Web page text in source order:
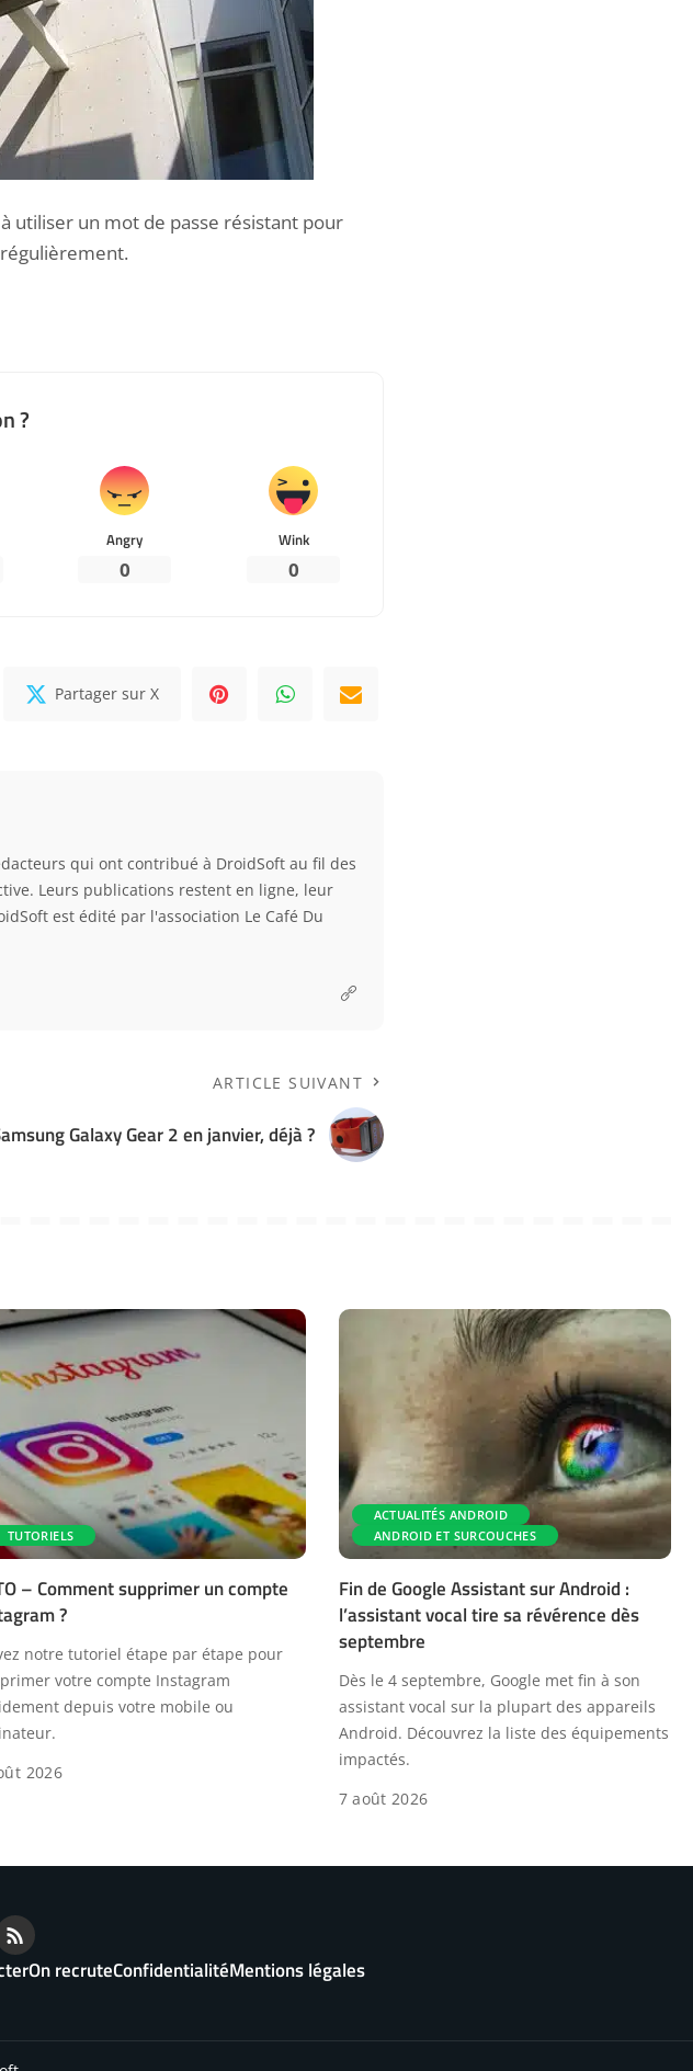
utiliser un mot de passe résistant pour
?
Angry
0
Wink
0
Partager sur X
qui ont contribué à DroidSoft au fil des
Leurs publications restent en ligne, leur
est édité par l'association Le Café Du
ARTICLE SUIVANT
Galaxy Gear 2 en janvier, déjà ?
TUTORIELS
– Comment supprimer un compte
?
notre tutoriel étape par étape pour
votre compte Instagram
depuis votre mobile ou
2026
ACTUALITÉS ANDROID
ANDROID ET SURCOUCHES
Fin de Google Assistant sur Android :
l’assistant vocal tire sa révérence dès
septembre
Dès le 4 septembre, Google met fin à son
assistant vocal sur la plupart des appareils
Android. Découvrez la liste des équipements
impactés.
7 août 2026
On recruteConfidentialitéMentions légales